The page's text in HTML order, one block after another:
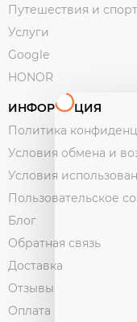
Путешествия и спорт
Услуги
Google
HONOR
ИНФОРМАЦИЯ
Политика
Условия обмена и
Условия
Пользовательское
Блог
Обратная связь
Доставка
Отзывы
Оплата